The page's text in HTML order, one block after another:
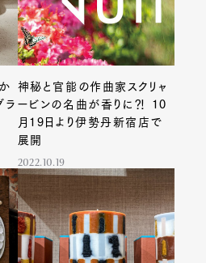
ラ
神秘と官能の作曲家スクリャ
ービンの名曲が香りに⁈ 10
月19日より伊勢丹新宿店で
展開
2022.10.19